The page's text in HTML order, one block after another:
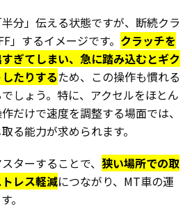
分」伝える状態ですが、断続クラ
」するイメージです。 クラッチを
ぎてしまい、急に踏み込むとギク
たりするため、この操作も慣れる
しょう。特に、アクセルをほとん
だけで速度を調整する場面では、
る能力が求められます。
ターすることで、 狭い場所での取
レス軽減につながり、MT車の運
。